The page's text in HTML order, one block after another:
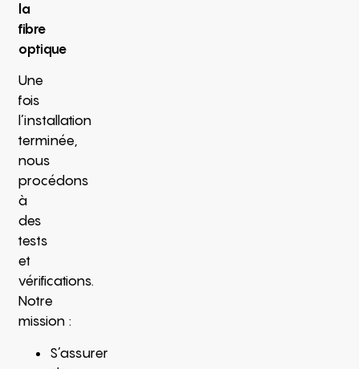
la
fibre
optique
Une
fois
l’installation
terminée,
nous
procédons
à
des
tests
et
vérifications.
Notre
mission :
S’assurer